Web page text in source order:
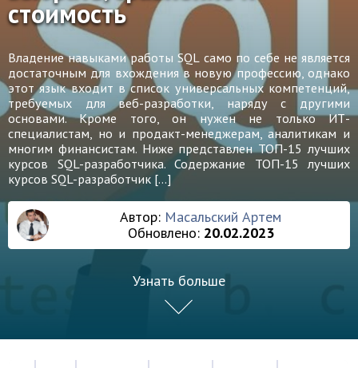
стоимость
Владение навыками работы SQL само по себе не является
достаточным для вхождения в новую профессию, однако
этот язык входит в список универсальных компетенций,
требуемых для веб-разработки, наряду с другими
основами. Кроме того, он нужен не только ИТ-
специалистам, но и продакт-менеджерам, аналитикам и
многим финансистам. Ниже представлен ТОП-15 лучших
курсов SQL-разработчика. Содержание ТОП-15 лучших
курсов SQL-разработчик […]
Автор: Масальский Артем
Обновлено: 20.02.2023
Узнать больше